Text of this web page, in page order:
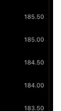
Может
и
знать, где